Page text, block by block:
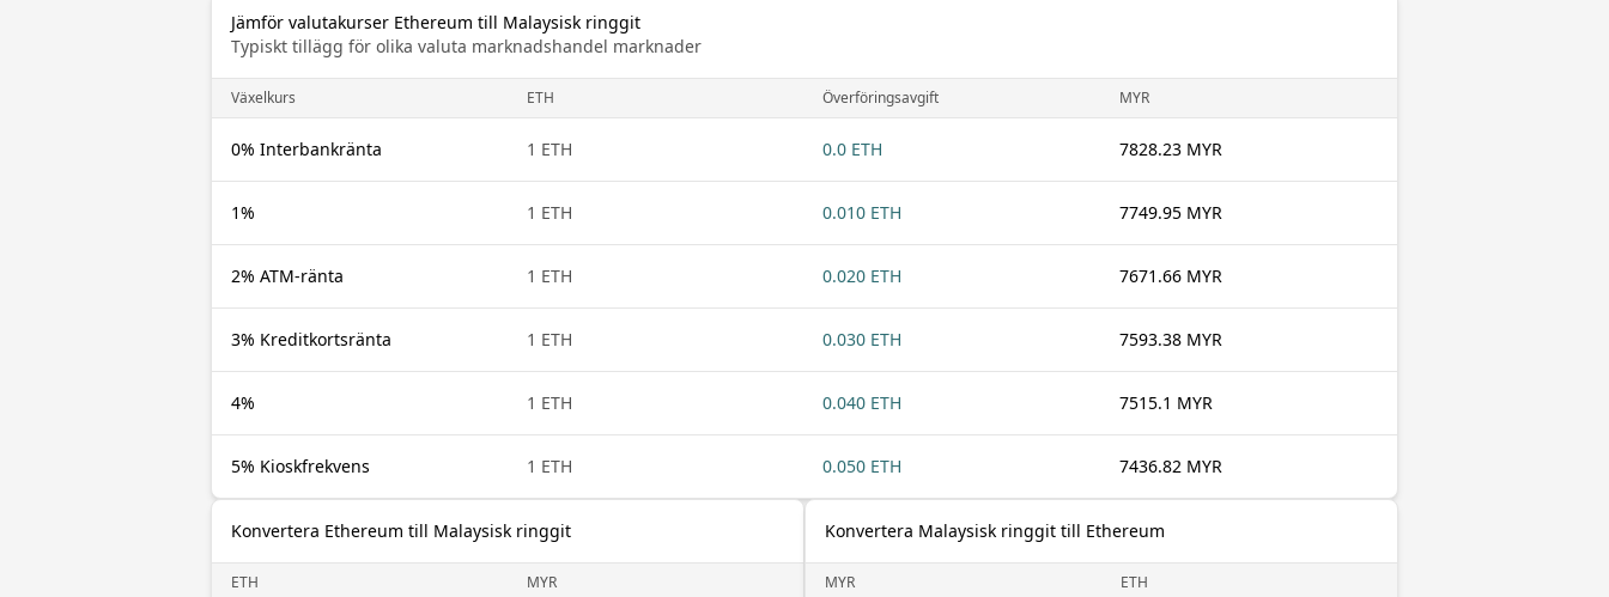
Jämför valutakurser Ethereum till Malaysisk ringgit
Typiskt tillägg för olika valuta marknadshandel marknader
Växelkurs ETH Överföringsavgift MYR
0% Interbankränta 1 ETH 0.0 ETH 7828.23 MYR
1% 1 ETH 0.010 ETH 7749.95 MYR
2% ATM-ränta 1 ETH 0.020 ETH 7671.66 MYR
3% Kreditkortsränta 1 ETH 0.030 ETH 7593.38 MYR
4% 1 ETH 0.040 ETH 7515.1 MYR
5% Kioskfrekvens 1 ETH 0.050 ETH 7436.82 MYR
Konvertera Ethereum till Malaysisk ringgit
ETH MYR
Konvertera Malaysisk ringgit till Ethereum
MYR ETH